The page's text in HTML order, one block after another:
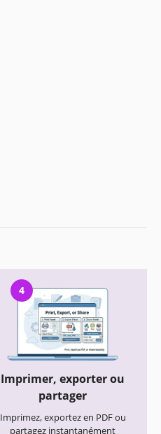
4
Imprimer, exporter ou
partager
Imprimez, exportez en PDF ou
partagez instantanément